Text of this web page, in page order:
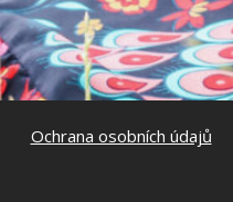
Ochrana osobních údajů